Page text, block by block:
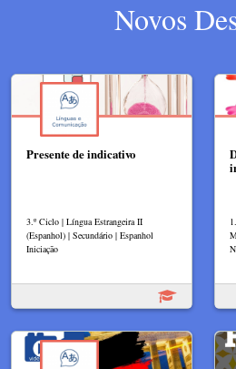
Novos
Presente de indicativo
3.º Ciclo | Língua Estrangeira II
(Espanhol) | Secundário | Espanhol
Iniciação